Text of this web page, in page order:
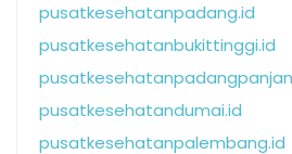
pusatkesehatanpadang.id
pusatkesehatanbukittinggi.id
pusatkesehatandumai.id
pusatkesehatanpalembang.id